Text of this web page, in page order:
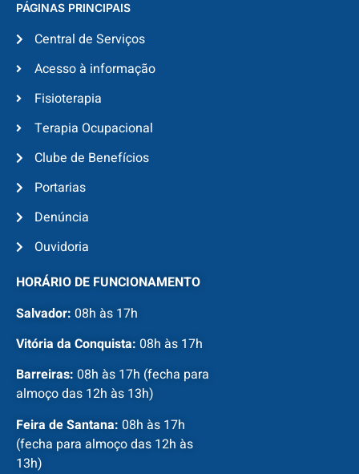
PÁGINAS PRINCIPAIS
Central de Serviços
Acesso à informação
Fisioterapia
Terapia Ocupacional
Clube de Benefícios
Portarias
Denúncia
Ouvidoria
HORÁRIO DE FUNCIONAMENTO
Salvador: 08h às 17h
Vitória da Conquista: 08h às 17h
Barreiras: 08h às 17h (fecha para
almoço das 12h às 13h)
Feira de Santana: 08h às 17h
(fecha para almoço das 12h às
13h)